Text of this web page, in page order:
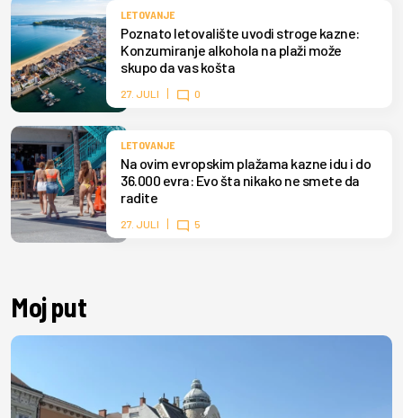
LETOVANJE
Poznato letovalište uvodi stroge kazne:
Konzumiranje alkohola na plaži može
skupo da vas košta
27. JULI 0
LETOVANJE
Na ovim evropskim plažama kazne idu i do
36.000 evra: Evo šta nikako ne smete da
radite
27. JULI 5
Moj put